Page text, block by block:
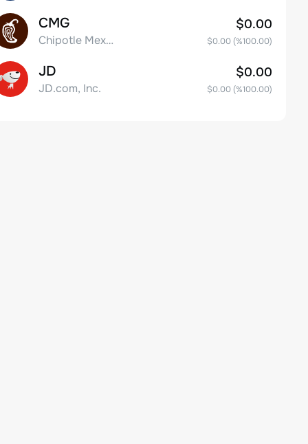
CMG
Chipotle Mexican Grill, Inc.
$0.00
$0.00(%100.00)
JD
JD.com, Inc.
$0.00
$0.00(%100.00)